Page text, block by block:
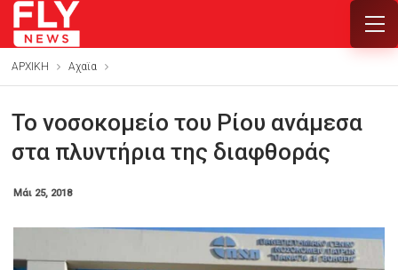
ΑΡΧΙΚΗ Αχαϊα
Το νοσοκομείο του Ρίου ανάμεσα
στα πλυντήρια της διαφθοράς
Μάι 25, 2018